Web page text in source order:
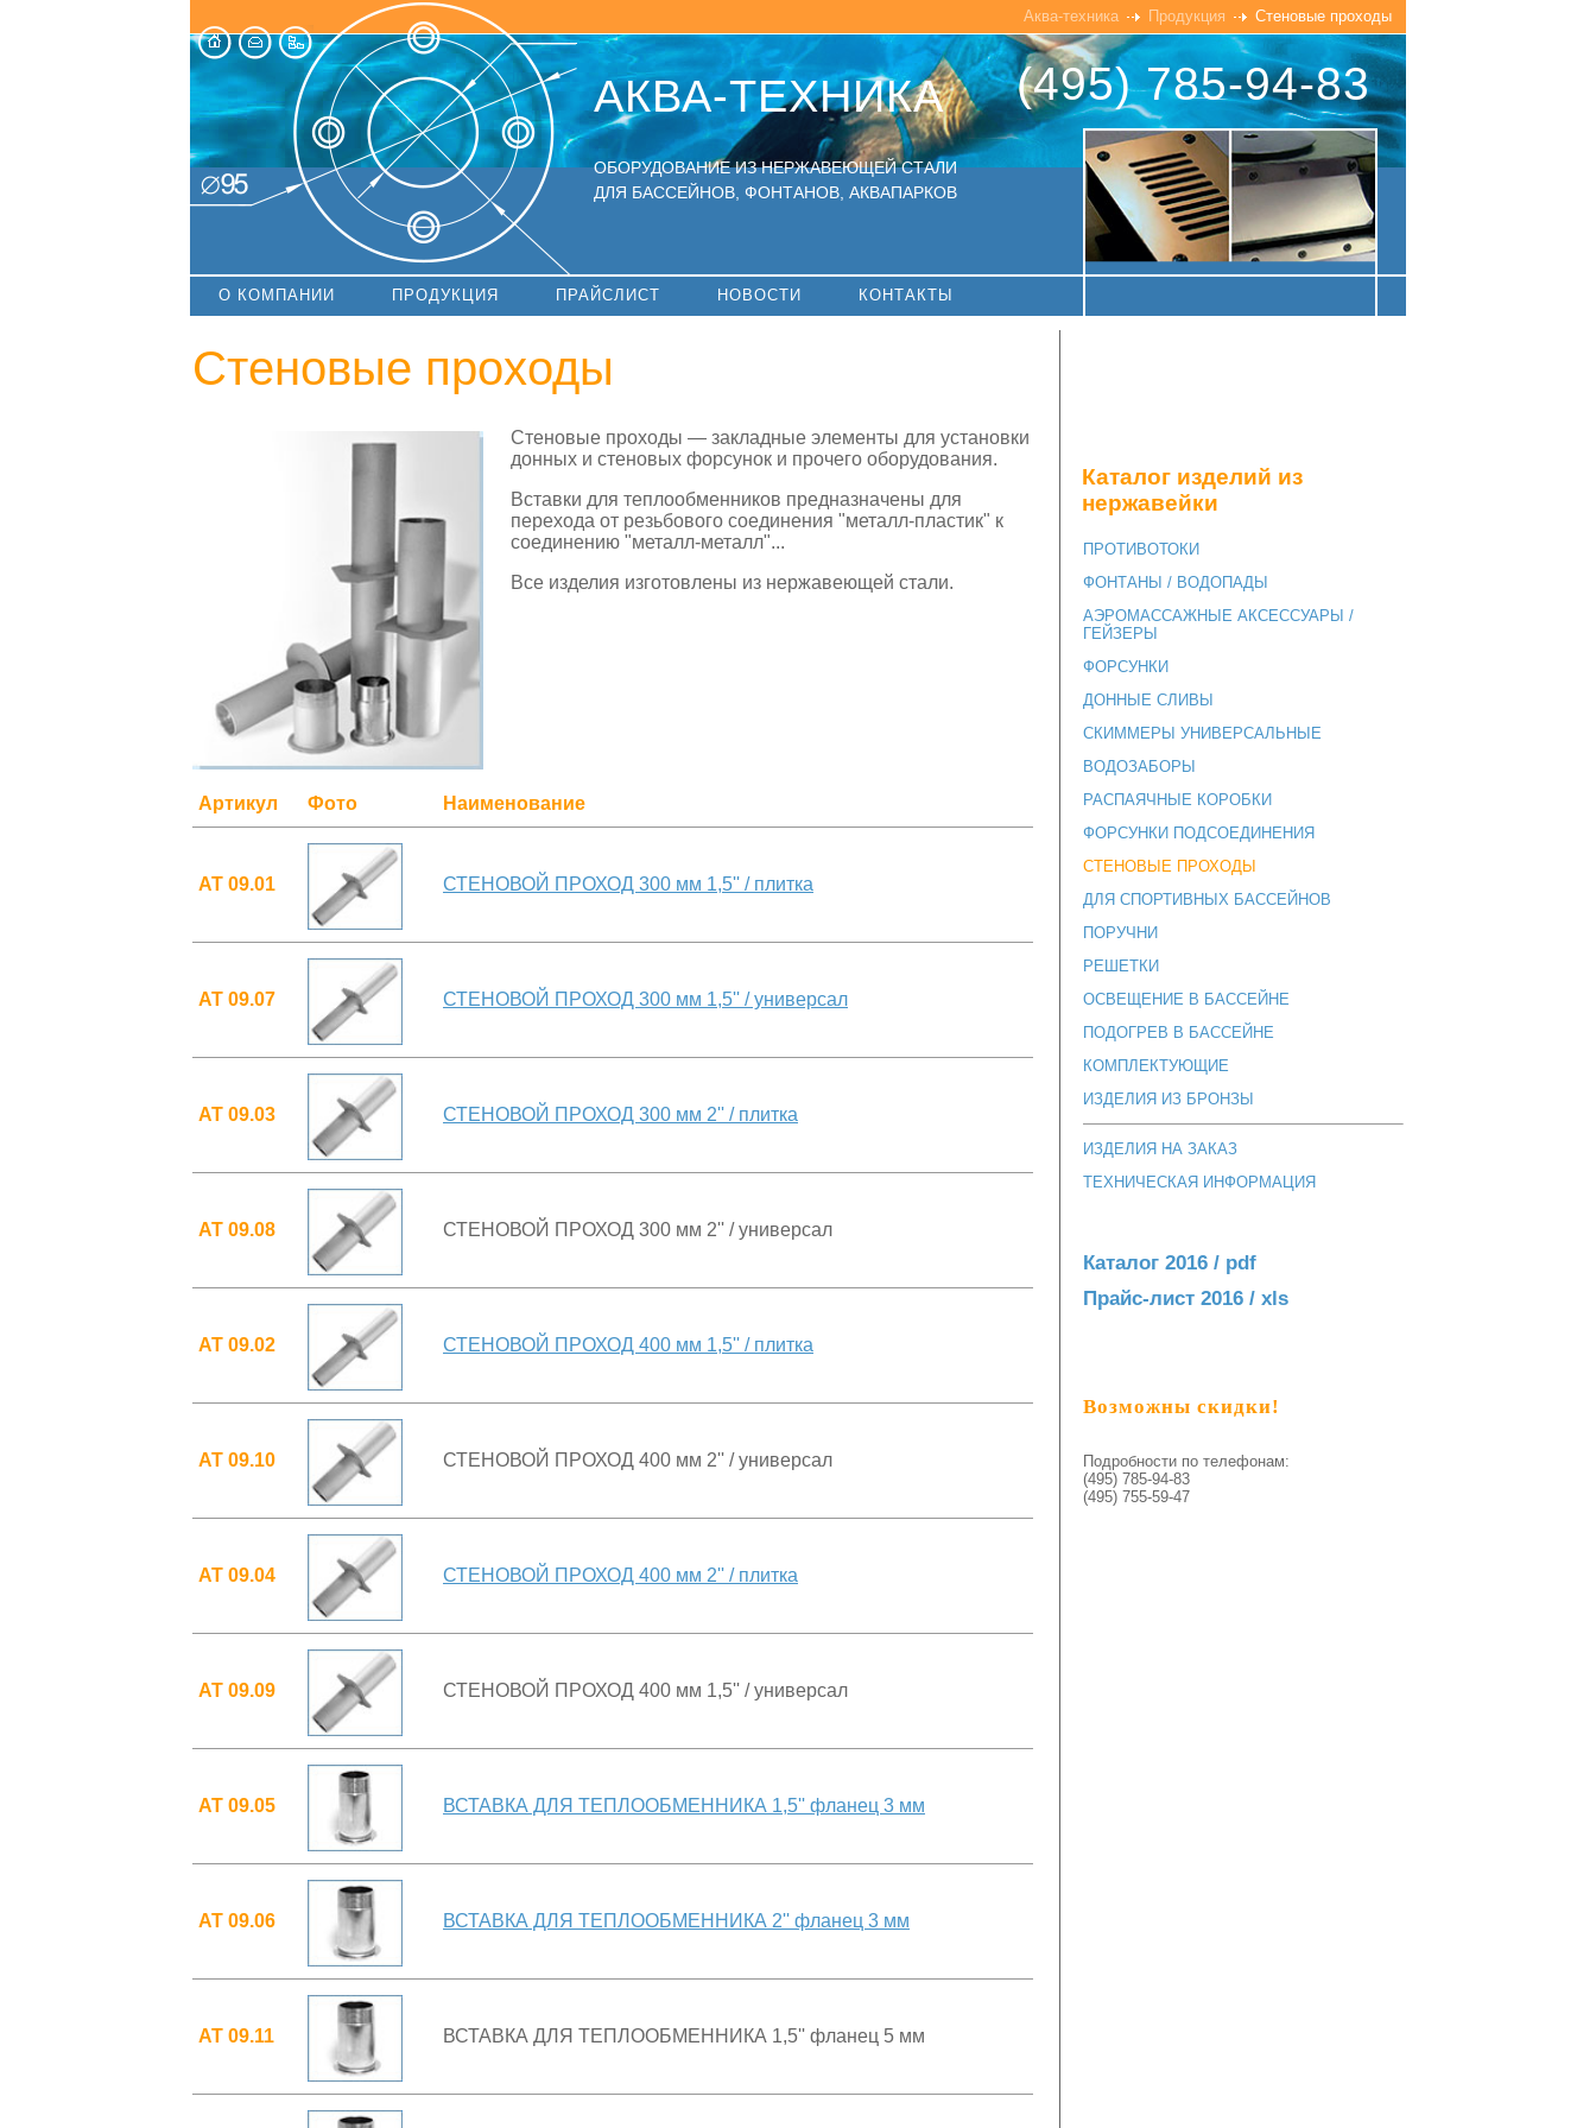
Аква-техника Продукция Стеновые проходы
(495) 785-94-83
АКВА-ТЕХНИКА
ОБОРУДОВАНИЕ ИЗ НЕРЖАВЕЮЩЕЙ СТАЛИ
ДЛЯ БАССЕЙНОВ, ФОНТАНОВ, АКВАПАРКОВ
О КОМПАНИИ ПРОДУКЦИЯ ПРАЙСЛИСТ НОВОСТИ КОНТАКТЫ
Стеновые проходы
Стеновые проходы — закладные элементы для установки
донных и стеновых форсунок и прочего оборудования.
Вставки для теплообменников предназначены для
перехода от резьбового соединения "металл-пластик" к
соединению "металл-металл"...
Все изделия изготовлены из нержавеющей стали.
Артикул Фото Наименование
АТ 09.01 СТЕНОВОЙ ПРОХОД 300 мм 1,5'' / плитка
АТ 09.07 СТЕНОВОЙ ПРОХОД 300 мм 1,5'' / универсал
АТ 09.03 СТЕНОВОЙ ПРОХОД 300 мм 2'' / плитка
АТ 09.08 СТЕНОВОЙ ПРОХОД 300 мм 2'' / универсал
АТ 09.02 СТЕНОВОЙ ПРОХОД 400 мм 1,5'' / плитка
АТ 09.10 СТЕНОВОЙ ПРОХОД 400 мм 2'' / универсал
АТ 09.04 СТЕНОВОЙ ПРОХОД 400 мм 2'' / плитка
АТ 09.09 СТЕНОВОЙ ПРОХОД 400 мм 1,5'' / универсал
АТ 09.05 ВСТАВКА ДЛЯ ТЕПЛООБМЕННИКА 1,5'' фланец 3 мм
АТ 09.06 ВСТАВКА ДЛЯ ТЕПЛООБМЕННИКА 2'' фланец 3 мм
АТ 09.11 ВСТАВКА ДЛЯ ТЕПЛООБМЕННИКА 1,5'' фланец 5 мм
Каталог изделий из
нержавейки
ПРОТИВОТОКИ
ФОНТАНЫ / ВОДОПАДЫ
АЭРОМАССАЖНЫЕ АКСЕССУАРЫ /
ГЕЙЗЕРЫ
ФОРСУНКИ
ДОННЫЕ СЛИВЫ
СКИММЕРЫ УНИВЕРСАЛЬНЫЕ
ВОДОЗАБОРЫ
РАСПАЯЧНЫЕ КОРОБКИ
ФОРСУНКИ ПОДСОЕДИНЕНИЯ
СТЕНОВЫЕ ПРОХОДЫ
ДЛЯ СПОРТИВНЫХ БАССЕЙНОВ
ПОРУЧНИ
РЕШЕТКИ
ОСВЕЩЕНИЕ В БАССЕЙНЕ
ПОДОГРЕВ В БАССЕЙНЕ
КОМПЛЕКТУЮЩИЕ
ИЗДЕЛИЯ ИЗ БРОНЗЫ
ИЗДЕЛИЯ НА ЗАКАЗ
ТЕХНИЧЕСКАЯ ИНФОРМАЦИЯ
Каталог 2016 / pdf
Прайс-лист 2016 / xls
Возможны скидки!
Подробности по телефонам:
(495) 785-94-83
(495) 755-59-47